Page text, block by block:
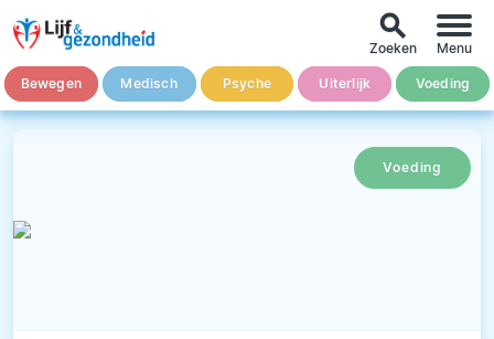
Bewegen Medisch Psyche Uiterlijk Voeding
search
Zoeken Menu
Voeding